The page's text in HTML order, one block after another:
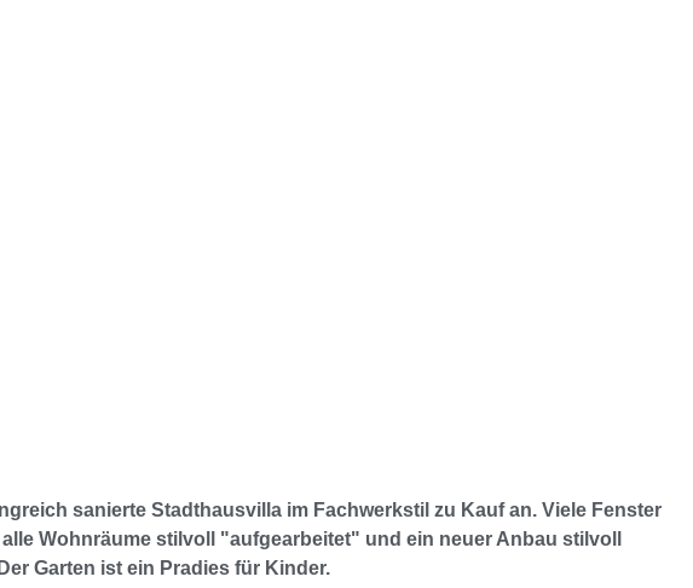
sanierte Stadthausvilla im Fachwerkstil zu Kauf an. Viele Fenster
Wohnräume stilvoll "aufgearbeitet" und ein neuer Anbau stilvoll
Garten ist ein Pradies für Kinder.